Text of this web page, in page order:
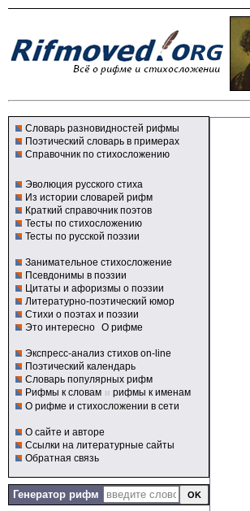
Словарь разновидностей рифмы
Поэтический словарь в примерах
Справочник по стихосложению
Эволюция русского стиха
Из истории словарей рифм
Краткий справочник поэтов
Тесты по стихосложению
Тесты по русской поэзии
Занимательное стихосложение
Псевдонимы в поэзии
Цитаты и афоризмы о поэзии
Литературно-поэтический юмор
Стихи о поэтах и поэзии
Это интересно О рифме
Экспресс-анализ стихов on-line
Поэтический календарь
Словарь популярных рифм
Рифмы к словам и рифмы к именам
О рифме и стихосложении в сети
О сайте и авторе
Ссылки на литературные сайты
Обратная связь
Генератор рифм